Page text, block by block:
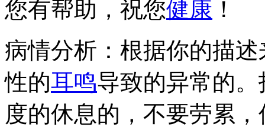
您有帮助，祝您健康 ！
病情分析：根据你的描
性的耳鸣导致的异常的
度的休息的，不要劳累